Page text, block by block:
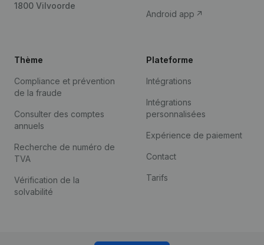
1800 Vilvoorde
Android app
Thème
Compliance et prévention
de la fraude
Consulter des comptes
annuels
Recherche de numéro de
TVA
Vérification de la
solvabilité
Plateforme
Intégrations
Intégrations
personnalisées
Expérience de paiement
Contact
Tarifs